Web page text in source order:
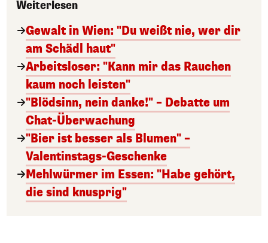
Weiterlesen
Gewalt in Wien: "Du weißt nie, wer dir
am Schädl haut"
Arbeitsloser: "Kann mir das Rauchen
kaum noch leisten"
"Blödsinn, nein danke!" – Debatte um
Chat-Überwachung
"Bier ist besser als Blumen" –
Valentinstags-Geschenke
Mehlwürmer im Essen: "Habe gehört,
die sind knusprig"